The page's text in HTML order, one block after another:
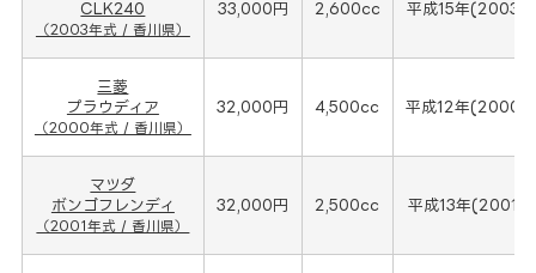
CLK240
（2003年式 / 香川県）
33,000円 2,600cc 平成15年(2003
三菱
プラウディア
（2000年式 / 香川県）
32,000円 4,500cc 平成12年(2000
マツダ
ボンゴフレンディ
（2001年式 / 香川県）
32,000円 2,500cc 平成13年(2001